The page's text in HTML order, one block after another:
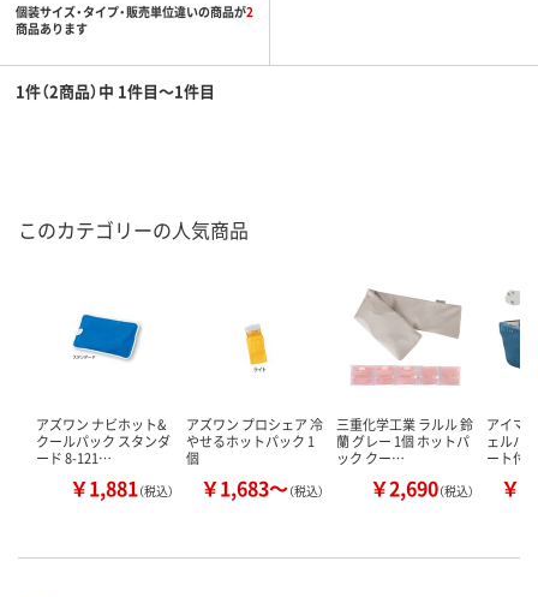
個装サイズ・タイプ・販売単位違いの商品が2
商品あります
1件（2商品）中 1件目～1件目
このカテゴリーの人気商品
アズワン ナビホット&
クールパック スタンダ
ード 8-121…
￥1,881（税込）
アズワン プロシェア 冷
やせるホットパック 1
個
￥1,683～（税込）
三重化学工業 ラルル 鈴
蘭 グレー 1個 ホットパ
ック クー…
￥2,690（税込）
アイマ
ェルパ
ート付
￥